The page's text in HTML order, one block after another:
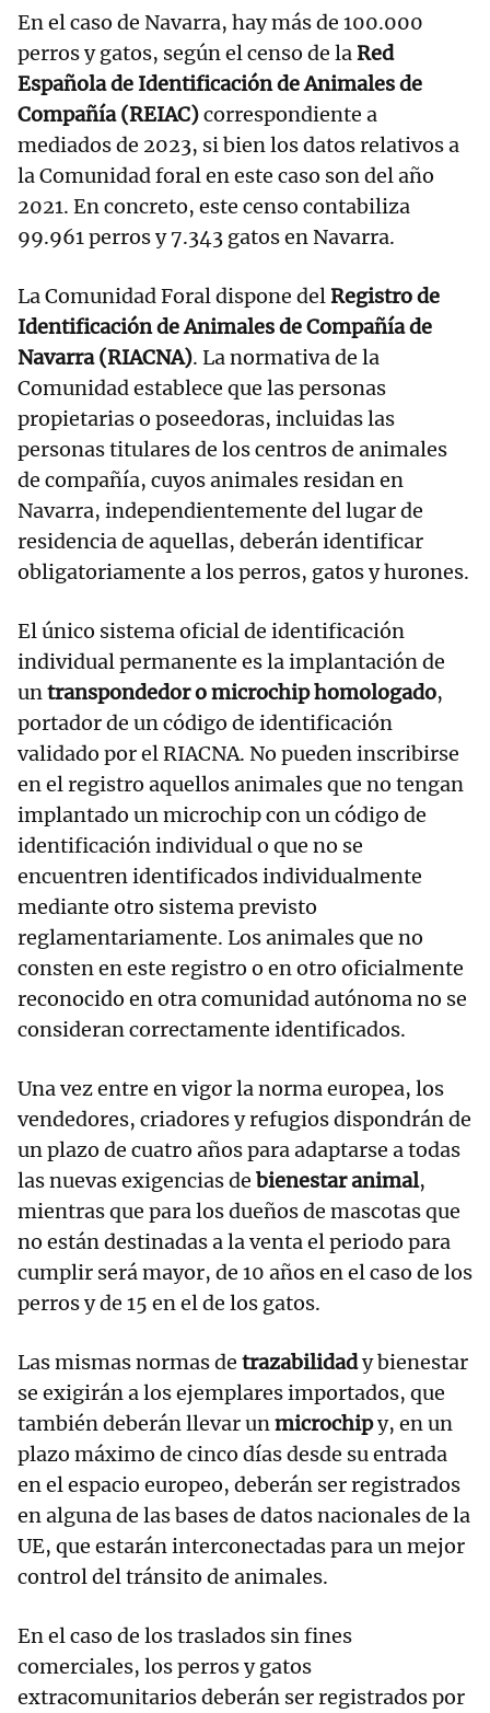
En el caso de Navarra, hay más de 100.000
perros y gatos, según el censo de laRed
Española de Identificación de Animales de
Compañía (REIAC)correspondiente a
mediados de 2023, si bien los datos relativos a
la Comunidad foral en este caso son del año
2021. En concreto, este censo contabiliza
99.961 perros y 7.343 gatos en Navarra.
La Comunidad Foral dispone delRegistro de
Identificación de Animales de Compañía de
Navarra (RIACNA). La normativa de la
Comunidad establece que las personas
propietarias o poseedoras, incluidas las
personas titulares de los centros de animales
de compañía, cuyos animales residan en
Navarra, independientemente del lugar de
residencia de aquellas, deberán identificar
obligatoriamente a los perros, gatos y hurones.
El único sistema oficial de identificación
individual permanente es la implantación de
untranspondedor o microchip homologado,
portador de un código de identificación
validado por el RIACNA. No pueden inscribirse
en el registro aquellos animales que no tengan
implantado un microchip con un código de
identificación individual o que no se
encuentren identificados individualmente
mediante otro sistema previsto
reglamentariamente. Los animales que no
consten en este registro o en otro oficialmente
reconocido en otra comunidad autónoma no se
consideran correctamente identificados.
Una vez entre en vigor la norma europea, los
vendedores, criadores y refugios dispondrán de
un plazo de cuatro años para adaptarse a todas
las nuevas exigencias de bienestar animal,
mientras que para los dueños de mascotas que
no están destinadas a la venta el periodo para
cumplir será mayor, de 10 años en el caso de los
perros y de 15 en el de los gatos.
Las mismas normas de trazabilidady bienestar
se exigirán a los ejemplares importados, que
también deberán llevar unmicrochipy, en un
plazo máximo de cinco días desde su entrada
en el espacio europeo, deberán ser registrados
en alguna de las bases de datos nacionales de la
UE, que estarán interconectadas para un mejor
control del tránsito de animales.
En el caso de los traslados sin fines
comerciales, los perros y gatos
extracomunitarios deberán ser registrados por